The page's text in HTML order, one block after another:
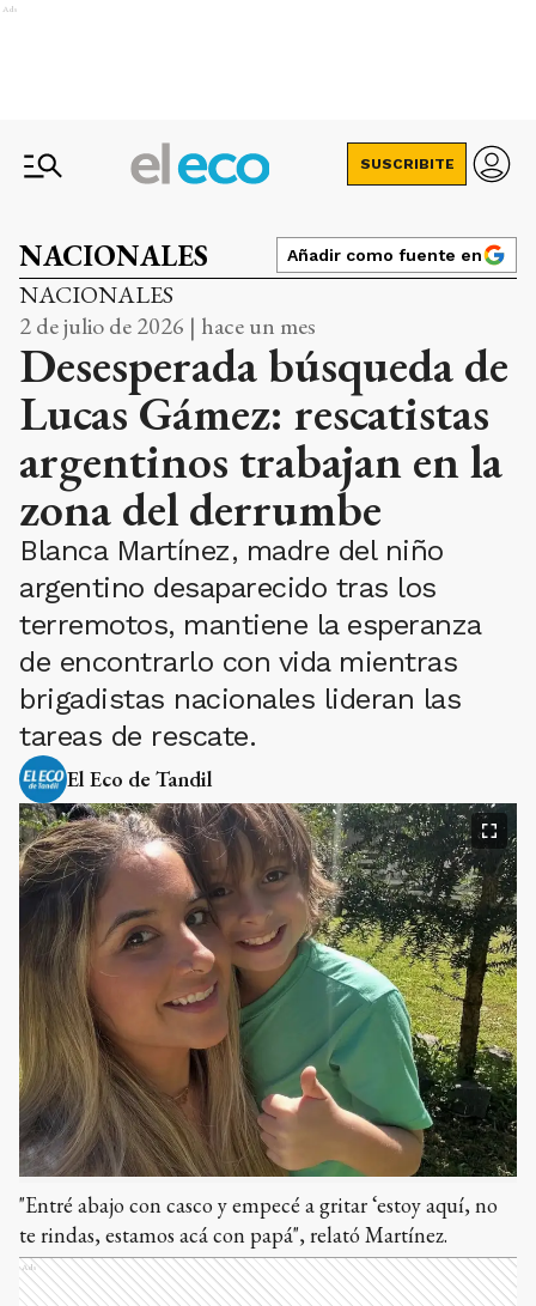
Ads
SUSCRIBITE
NACIONALES Añadir como fuente en
NACIONALES
2 de julio de 2026 | hace un mes
Desesperada búsqueda de
Lucas Gámez: rescatistas
argentinos trabajan en la
zona del derrumbe
Blanca Martínez, madre del niño
argentino desaparecido tras los
terremotos, mantiene la esperanza
de encontrarlo con vida mientras
brigadistas nacionales lideran las
tareas de rescate.
El Eco de Tandil
"Entré abajo con casco y empecé a gritar ‘estoy aquí, no
te rindas, estamos acá con papá", relató Martínez.
Ads